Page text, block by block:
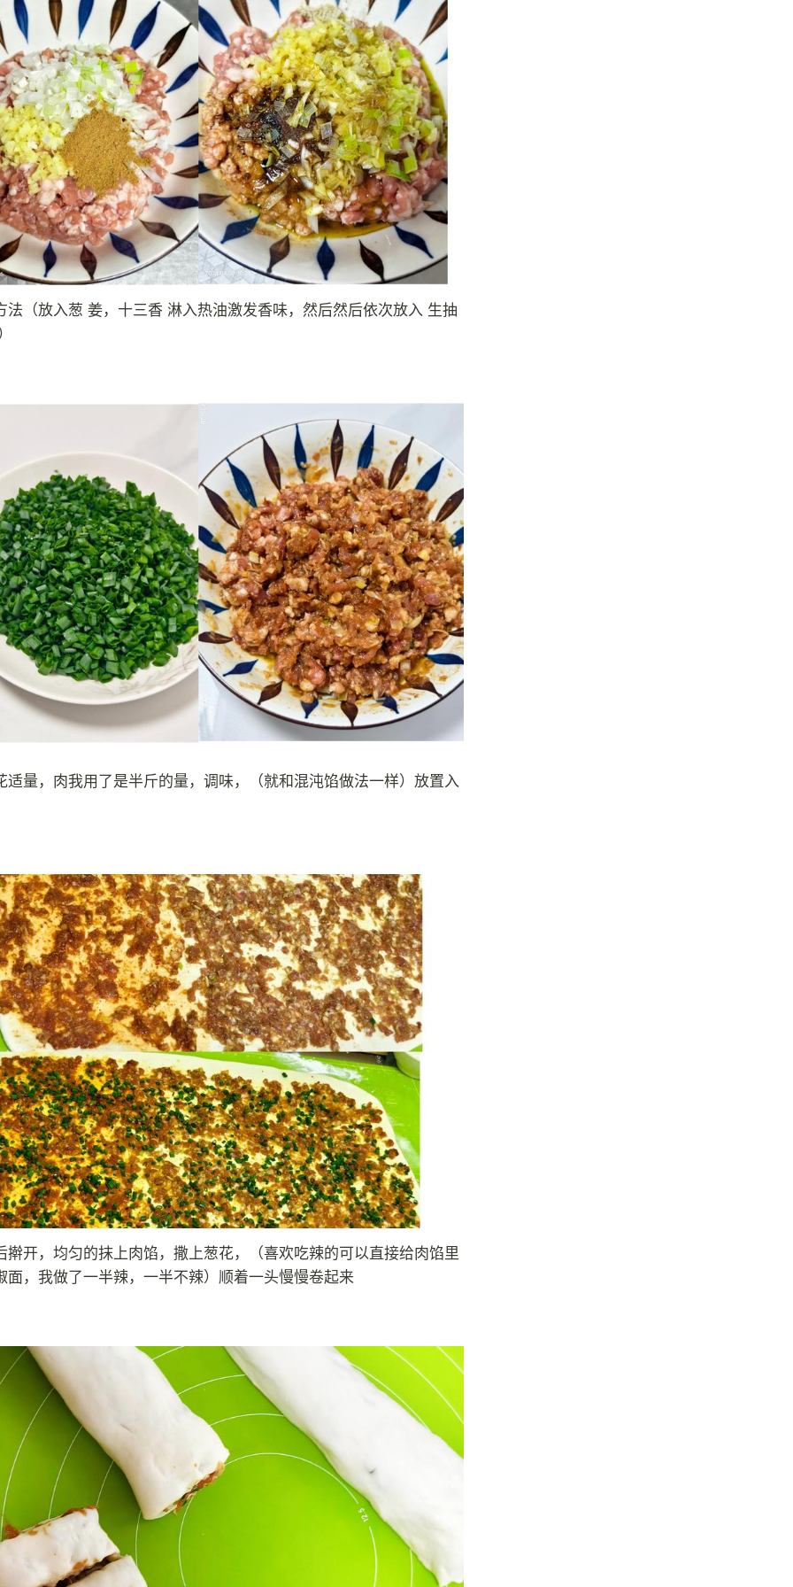
法（放入葱 姜，十三香 淋入热油激发香味，然后然后依次放入 生抽
适量，肉我用了是半斤的量，调味，（就和混沌馅做法一样）放置入
擀开，均匀的抹上肉馅，撒上葱花，（喜欢吃辣的可以直接给肉馅里
面，我做了一半辣，一半不辣）顺着一头慢慢卷起来